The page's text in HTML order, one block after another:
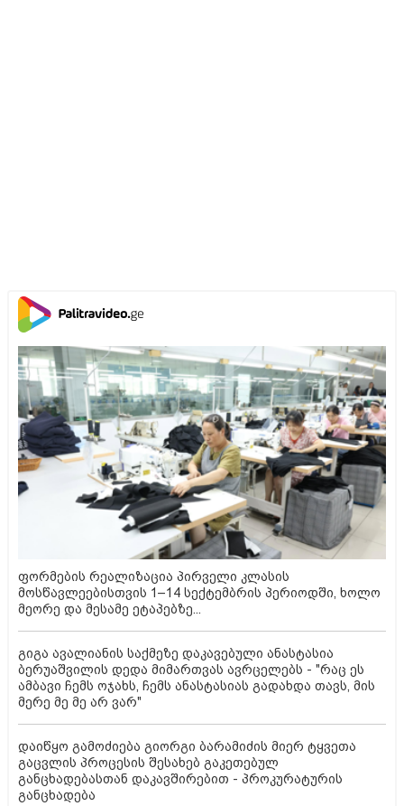
ფორმების რეალიზაცია პირველი კლასის
მოსწავლეებისთვის 1–14 სექტემბრის პერიოდში, ხოლო
მეორე და მესამე ეტაპებზე...
გიგა ავალიანის საქმეზე დაკავებული ანასტასია
ბერუაშვილის დედა მიმართვას ავრცელებს - "რაც ეს
ამბავი ჩემს ოჯახს, ჩემს ანასტასიას გადახდა თავს, მის
მერე მე მე არ ვარ"
დაიწყო გამოძიება გიორგი ბარამიძის მიერ ტყვეთა
გაცვლის პროცესის შესახებ გაკეთებულ
განცხადებასთან დაკავშირებით - პროკურატურის
განცხადება